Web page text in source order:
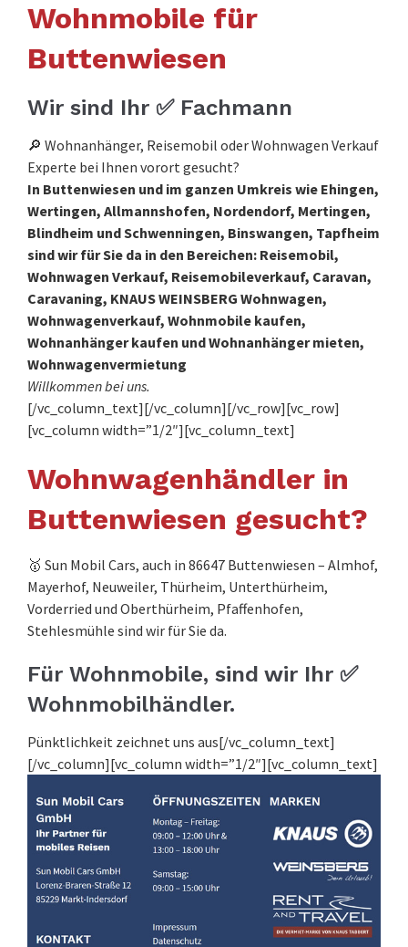
Wohnmobile für
Buttenwiesen
Wir sind Ihr ✅ Fachmann
🔎 Wohnanhänger, Reisemobil oder Wohnwagen Verkauf
Experte bei Ihnen vorort gesucht?
In Buttenwiesen und im ganzen Umkreis wie Ehingen,
Wertingen, Allmannshofen, Nordendorf, Mertingen,
Blindheim und Schwenningen, Binswangen, Tapfheim
sind wir für Sie da in den Bereichen: Reisemobil,
Wohnwagen Verkauf, Reisemobileverkauf, Caravan,
Caravaning, KNAUS WEINSBERG Wohnwagen,
Wohnwagenverkauf, Wohnmobile kaufen,
Wohnanhänger kaufen und Wohnanhänger mieten,
Wohnwagenvermietung
Willkommen bei uns.
[/vc_column_text][/vc_column][/vc_row][vc_row]
[vc_column width=”1/2″][vc_column_text]
Wohnwagenhändler in
Buttenwiesen gesucht?
🥇 Sun Mobil Cars, auch in 86647 Buttenwiesen – Almhof,
Mayerhof, Neuweiler, Thürheim, Unterthürheim,
Vorderried und Oberthürheim, Pfaffenhofen,
Stehlesmühle sind wir für Sie da.
Für Wohnmobile, sind wir Ihr ✅
Wohnmobilhändler.
Pünktlichkeit zeichnet uns aus[/vc_column_text]
[/vc_column][vc_column width=”1/2″][vc_column_text]